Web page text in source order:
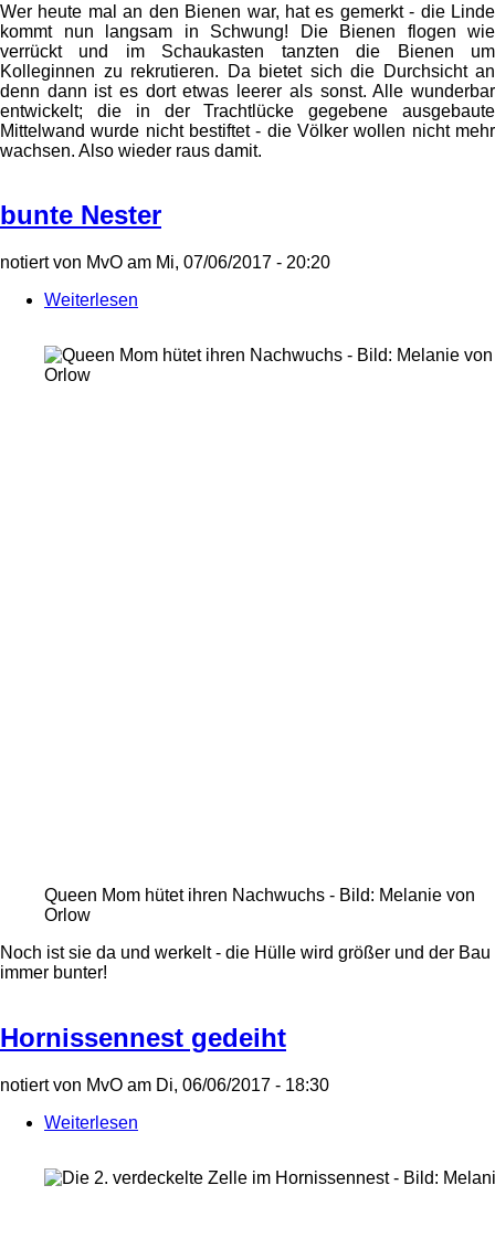
Zelle
verdeckelt
und
Beginn
der
Lindentracht
Wer heute mal an den Bienen war, hat es gemerkt - die Linde
kommt nun langsam in Schwung! Die Bienen flogen wie
verrückt und im Schaukasten tanzten die Bienen um
Kolleginnen zu rekrutieren. Da bietet sich die Durchsicht an
denn dann ist es dort etwas leerer als sonst. Alle wunderbar
entwickelt; die in der Trachtlücke gegebene ausgebaute
Mittelwand wurde nicht bestiftet - die Völker wollen nicht mehr
wachsen. Also wieder raus damit.
bunte Nester
notiert von MvO am Mi, 07/06/2017 - 20:20
Weiterlesen
Queen Mom hütet ihren Nachwuchs - Bild: Melanie von
Orlow
Noch ist sie da und werkelt - die Hülle wird größer und der Bau
immer bunter!
Hornissennest gedeiht
notiert von MvO am Di, 06/06/2017 - 18:30
Weiterlesen